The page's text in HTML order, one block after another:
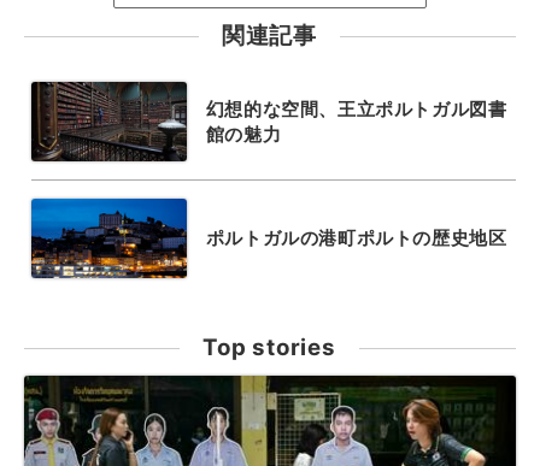
関連記事
幻想的な空間、王立ポルトガル図書
館の魅力
ポルトガルの港町ポルトの歴史地区
Top stories